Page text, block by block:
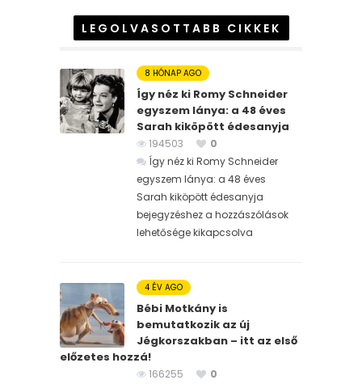
LEGOLVASOTTABB CIKKEK
8 HÓNAP AGO
Így néz ki Romy Schneider
egyszem lánya: a 48 éves
Sarah kiköpött édesanyja
194503
0
Így néz ki Romy Schneider
egyszem lánya: a 48 éves
Sarah kiköpött édesanyja
bejegyzéshez a hozzászólások
lehetősége kikapcsolva
4 ÉV AGO
Bébi Motkány is
bemutatkozik az új
Jégkorszakban – itt az első
előzetes hozzá!
166255
0